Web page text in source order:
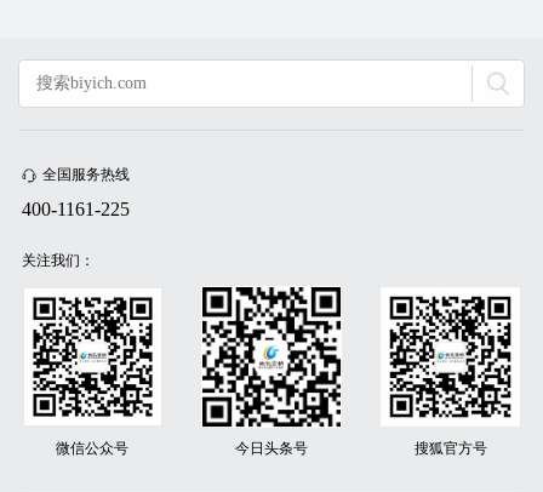
全国服务热线
400-1161-225
关注我们：
微信公众号 今日头条号 搜狐官方号